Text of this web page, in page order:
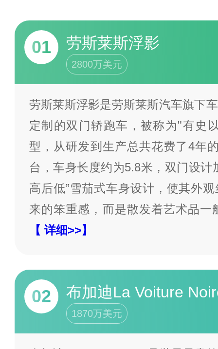
01 劳斯莱斯浮影
2800万美元
劳斯莱斯浮影是劳斯莱斯汽车旗下
定制的双门轿跑车，被称为"有史
型，从研发到生产总共花费了4年
台，车身长度约为5.8米，双门设计
高后低”雪茄式车身设计，使其外
来的笨重感，而是散发着艺术品一
【 详细>>】
02 布加迪La Voiture
1870万美元